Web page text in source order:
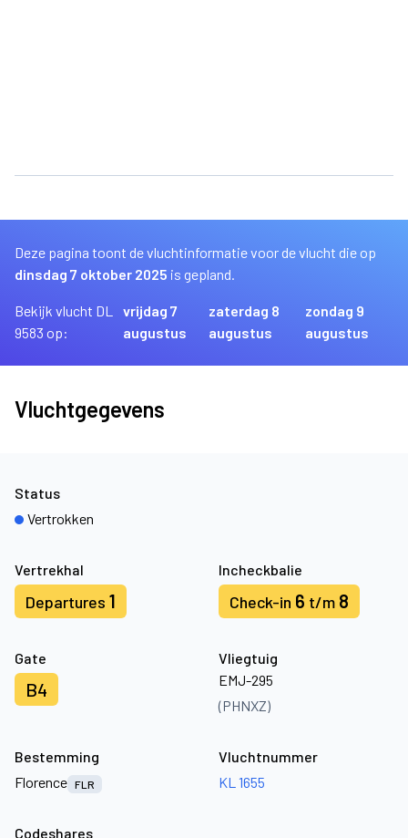
Deze pagina toont de vluchtinformatie voor de vlucht die op
dinsdag 7 oktober 2025 is gepland.
Bekijk vlucht DL
9583 op:
vrijdag 7
augustus
zaterdag 8
augustus
zondag 9
augustus
Vluchtgegevens
Vertrekhal
Departures 1
Incheckbalie
Check-in 6 t/m 8
Gate
B4
Vliegtuig
EMJ-295
(PHNXZ)
Status
Vertrokken
Bestemming
Florence FLR
Vluchtnummer
KL 1655
Codeshares